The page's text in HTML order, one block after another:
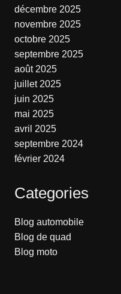
décembre 2025
novembre 2025
octobre 2025
septembre 2025
août 2025
juillet 2025
juin 2025
mai 2025
avril 2025
septembre 2024
février 2024
Categories
Blog automobile
Blog de quad
Blog moto